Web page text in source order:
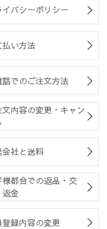
イバシーポリシー
払い方法
話でのご注文方法
文内容の変更・キャン
会社と送料
様都合での返品・交
金
登録内容の変更